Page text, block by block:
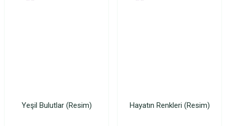
Yeşil Bulutlar (Resim) Hayatın Renkleri (Resim)